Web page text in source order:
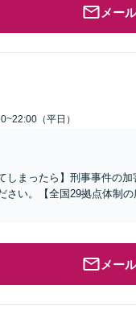
メー
（平日）
しまったら】刑事事件の
い。【全国29拠点体制
メー